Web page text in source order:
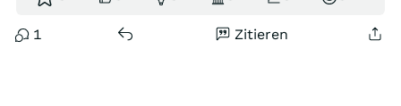
1 Zitieren